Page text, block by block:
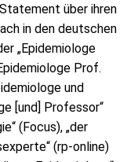
über ihren
in den deutschen
„Epidemiologe
Prof.
und
[und] Professor“
(Focus), „der
(rp-online)